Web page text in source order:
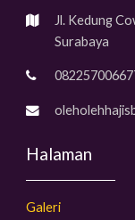
Jl. Kedung
Surabaya
Halaman
Galeri